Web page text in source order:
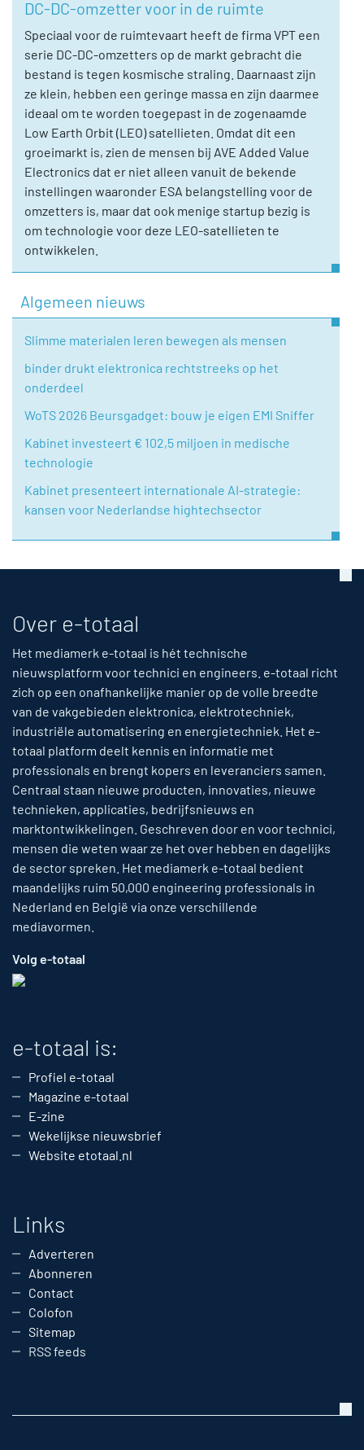
DC-DC-omzetter voor in de ruimte
Speciaal voor de ruimtevaart heeft de firma VPT een
serie DC-DC-omzetters op de markt gebracht die
bestand is tegen kosmische straling. Daarnaast zijn
ze klein, hebben een geringe massa en zijn daarmee
ideaal om te worden toegepast in de zogenaamde
Low Earth Orbit (LEO) satellieten. Omdat dit een
groeimarkt is, zien de mensen bij AVE Added Value
Electronics dat er niet alleen vanuit de bekende
instellingen waaronder ESA belangstelling voor de
omzetters is, maar dat ook menige startup bezig is
om technologie voor deze LEO-satellieten te
ontwikkelen.
Algemeen nieuws
Slimme materialen leren bewegen als mensen
binder drukt elektronica rechtstreeks op het
onderdeel
WoTS 2026 Beursgadget: bouw je eigen EMI Sniffer
Kabinet investeert € 102,5 miljoen in medische
technologie
Kabinet presenteert internationale AI-strategie:
kansen voor Nederlandse hightechsector
Over e-totaal
Het mediamerk e-totaal is hét technische
nieuwsplatform voor technici en engineers. e-totaal richt
zich op een onafhankelijke manier op de volle breedte
van de vakgebieden elektronica, elektrotechniek,
industriële automatisering en energietechniek. Het e-
totaal platform deelt kennis en informatie met
professionals en brengt kopers en leveranciers samen.
Centraal staan nieuwe producten, innovaties, nieuwe
technieken, applicaties, bedrijfsnieuws en
marktontwikkelingen. Geschreven door en voor technici,
mensen die weten waar ze het over hebben en dagelijks
de sector spreken. Het mediamerk e-totaal bedient
maandelijks ruim 50,000 engineering professionals in
Nederland en België via onze verschillende
mediavormen.
Volg e-totaal
e-totaal is:
Profiel e-totaal
Magazine e-totaal
E-zine
Wekelijkse nieuwsbrief
Website etotaal.nl
Links
Adverteren
Abonneren
Contact
Colofon
Sitemap
RSS feeds